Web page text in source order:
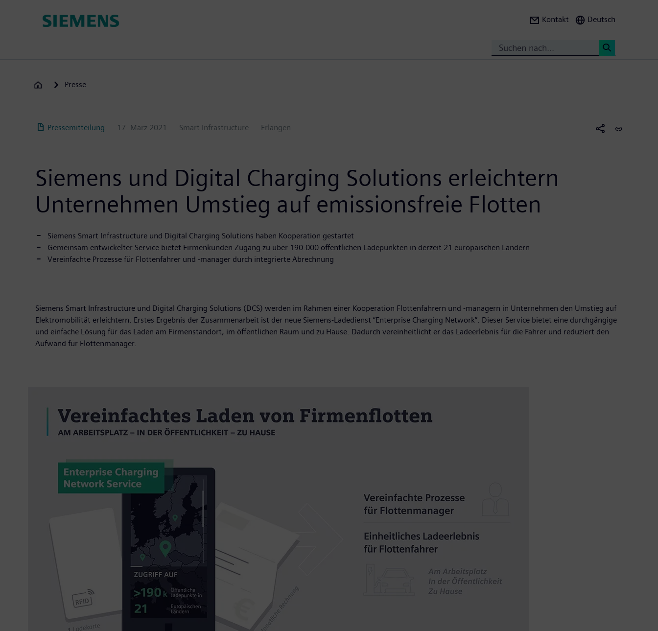
Kontakt Deutsch
Presse
Pressemitteilung 17. März 2021 Smart Infrastructure Erlangen
Siemens und Digital Charging Solutions erleichtern
Unternehmen Umstieg auf emissionsfreie Flotten
Siemens Smart Infrastructure und Digital Charging Solutions haben Kooperation gestartet
Gemeinsam entwickelter Service bietet Firmenkunden Zugang zu über 190.000 öffentlichen Ladepunkten in derzeit 21 europäischen Ländern
Vereinfachte Prozesse für Flottenfahrer und -manager durch integrierte Abrechnung
Siemens Smart Infrastructure und Digital Charging Solutions (DCS) werden im Rahmen einer Kooperation Flottenfahrern und -managern in Unternehmen den Umstieg auf
Elektromobilität erleichtern. Erstes Ergebnis der Zusammenarbeit ist der neue Siemens-Ladedienst “Enterprise Charging Network“. Dieser Service bietet eine durchgängige
und einfache Lösung für das Laden am Firmenstandort, im öffentlichen Raum und zu Hause. Dadurch vereinheitlicht er das Ladeerlebnis für die Fahrer und reduziert den
Aufwand für Flottenmanager.